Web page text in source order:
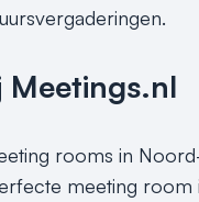
Meetings.nl
rooms in
meeting